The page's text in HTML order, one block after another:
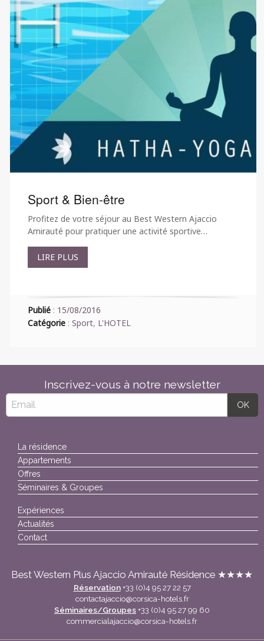
Sport & Bien-être
Profitez de votre séjour au Best Western Ajaccio
Amirauté pour pratiquer une activité sportive…
LIRE PLUS
Publié : 15/08/2016
Catégorie : Sport, L'HOTEL
Inscrivez-vous à notre newsletter
La résidence
Appartements
Offres
Séminaires & Groupes
Expériences
Actualités
Contact
Best Western Plus Ajaccio Amirauté Résidence ★★★★
Réservation +33 (0)4 95 27 22 57
contactajaccio@corsica-hotels.fr
Séminaires/Groupes+33 (0)4 95 27 99 60
commercialajaccio@corsica-hotels.fr